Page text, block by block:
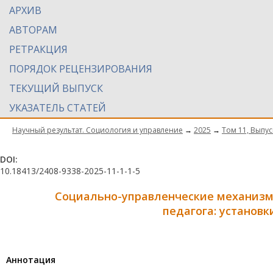
АРХИВ
АВТОРАМ
РЕТРАКЦИЯ
ПОРЯДОК РЕЦЕНЗИРОВАНИЯ
ТЕКУЩИЙ ВЫПУСК
УКАЗАТЕЛЬ СТАТЕЙ
Научный результат. Социология и управление → 2025 → Том 11,
DOI:
10.18413/2408-9338-2025-11-1-1-5
Социально-управленческие
педагога:
Aннотация